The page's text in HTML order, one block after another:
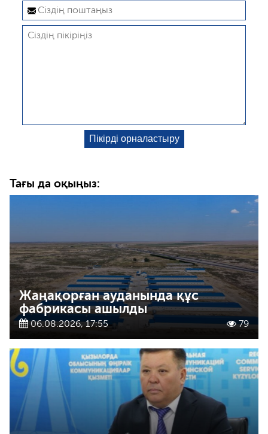
Тағы да оқыңыз:
Жаңақорған ауданында құс
фабрикасы ашылды
06.08.2026, 17:55 79